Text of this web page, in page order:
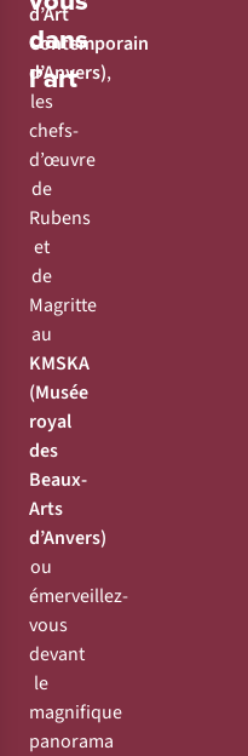
dans
l’art
d’Art
Contemporain
d’Anvers),
les
chefs-
d’œuvre
de
Rubens
et
de
Magritte
au
KMSKA
(Musée
royal
des
Beaux-
Arts
d’Anvers)
ou
émerveillez-
vous
devant
le
magnifique
panorama